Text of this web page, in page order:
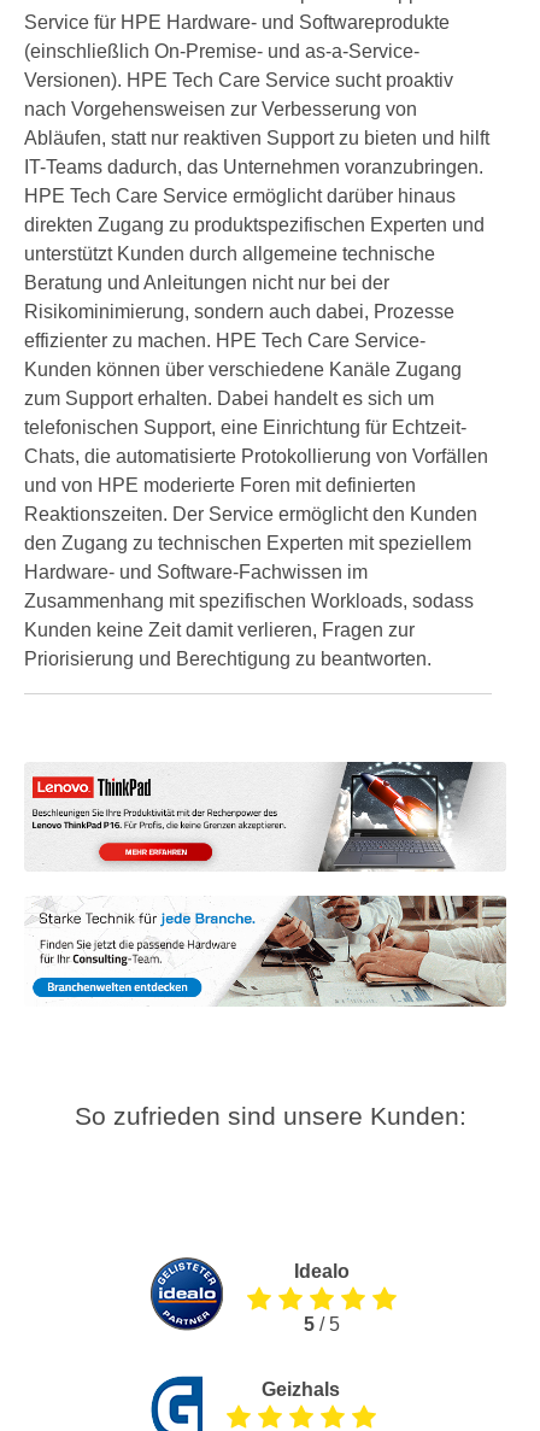
Service für HPE Hardware- und Softwareprodukte
(einschließlich On-Premise- und as-a-Service-
Versionen). HPE Tech Care Service sucht proaktiv
nach Vorgehensweisen zur Verbesserung von
Abläufen, statt nur reaktiven Support zu bieten und hilft
IT-Teams dadurch, das Unternehmen voranzubringen.
HPE Tech Care Service ermöglicht darüber hinaus
direkten Zugang zu produktspezifischen Experten und
unterstützt Kunden durch allgemeine technische
Beratung und Anleitungen nicht nur bei der
Risikominimierung, sondern auch dabei, Prozesse
effizienter zu machen. HPE Tech Care Service-
Kunden können über verschiedene Kanäle Zugang
zum Support erhalten. Dabei handelt es sich um
telefonischen Support, eine Einrichtung für Echtzeit-
Chats, die automatisierte Protokollierung von Vorfällen
und von HPE moderierte Foren mit definierten
Reaktionszeiten. Der Service ermöglicht den Kunden
den Zugang zu technischen Experten mit speziellem
Hardware- und Software-Fachwissen im
Zusammenhang mit spezifischen Workloads, sodass
Kunden keine Zeit damit verlieren, Fragen zur
Priorisierung und Berechtigung zu beantworten.
So zufrieden sind unsere Kunden:
Idealo
5/ 5
Geizhals